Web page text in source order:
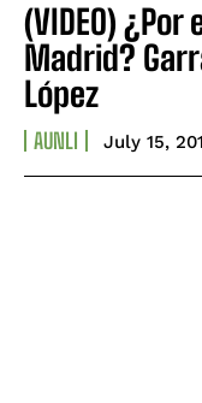
(VIDEO)
Madrid?
López
AUNLI July 15,